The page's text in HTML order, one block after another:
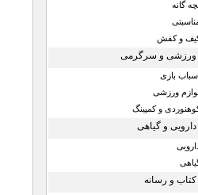
گانه
و کفش
ورزشی و سرگرمی
اسباب بازی
ورزشی
و کمپینگ
دارویی و گیاهی
کتاب و رسانه